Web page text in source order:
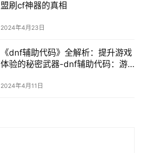
盟刷cf神器的真相
2024年4月23日
《dnf辅助代码》全解析：提升游戏
体验的秘密武器-dnf辅助代码：游
2024年4月11日